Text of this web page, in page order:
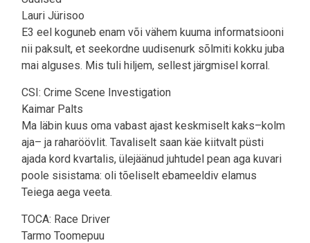
Lauri Jürisoo
E3 eel koguneb enam või vähem kuuma informatsiooni
nii paksult, et seekordne uudisenurk sõlmiti kokku juba
mai alguses. Mis tuli hiljem, sellest järgmisel korral.
CSI: Crime Scene Investigation
Kaimar Palts
Ma läbin kuus oma vabast ajast keskmiselt kaks–kolm
aja– ja raharöövlit. Tavaliselt saan käe kiitvalt püsti
ajada kord kvartalis, ülejäänud juhtudel pean aga kuvari
poole sisistama: oli tõeliselt ebameeldiv elamus
Teiega aega veeta.
TOCA: Race Driver
Tarmo Toomepuu